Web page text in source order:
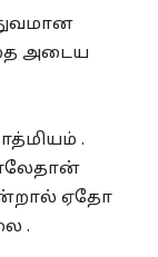
அடைய
.
ஏதோ
.